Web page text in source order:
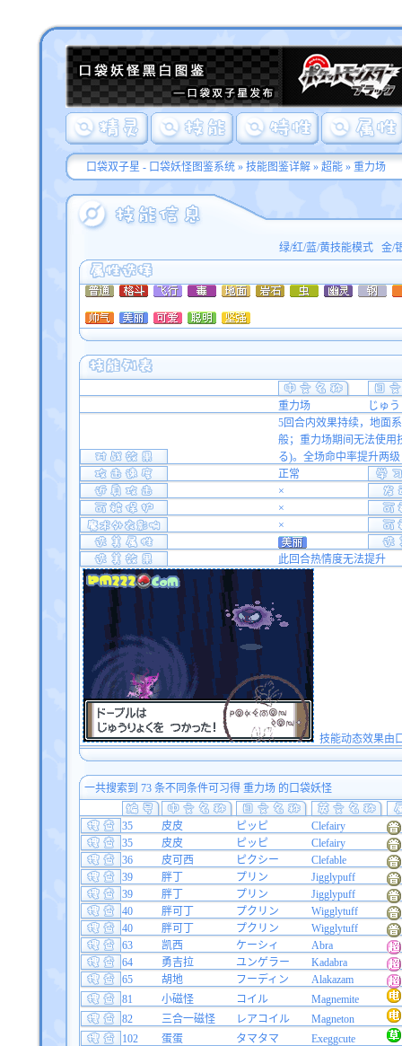
口袋双子星 - 口袋妖怪图鉴系统» 技能图鉴详解» 超能» 重力场
绿/红/蓝/黄技能模式 金/
重力场
じゅ
5回合内效果持续，地面
般；重力场期间无法使用
る)。全场命中率提升两级
正常
×
×
×
此回合热情度无法提升
技能动态效果由
一共搜索到 73 条不同条件可习得 重力场 的口袋妖怪
35 皮皮 ピッピ
Clefairy
35
皮皮 ピッピ
Clefairy
36
皮可西 ピクシー
Clefable
39
胖丁 プリン
Jigglypuff
39
胖丁 プリン
Jigglypuff
40
胖可丁 プクリン
Wigglytuff
40
胖可丁 プクリン
Wigglytuff
63
凯西 ケーシィ
Abra
64
勇吉拉 ユンゲラー
Kadabra
65
胡地 フーディン
Alakazam
81
小磁怪 コイル
Magnemite
82
三合一磁怪 レアコイル
Magneton
102
蛋蛋 タマタマ
Exeggcute